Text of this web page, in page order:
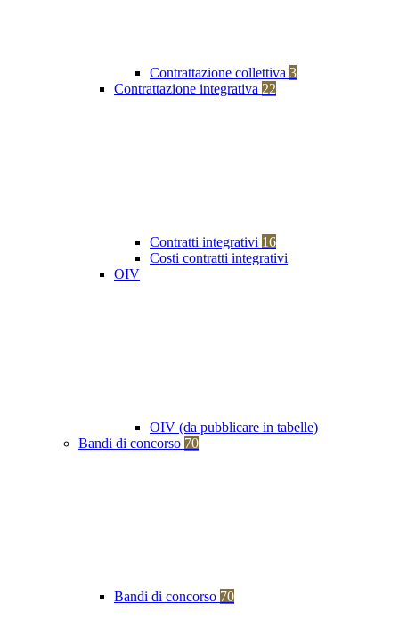
Contrattazione collettiva 3
Contrattazione integrativa 22
Contratti integrativi 16
Costi contratti integrativi
OIV
OIV (da pubblicare in tabelle)
Bandi di concorso 70
Bandi di concorso 70